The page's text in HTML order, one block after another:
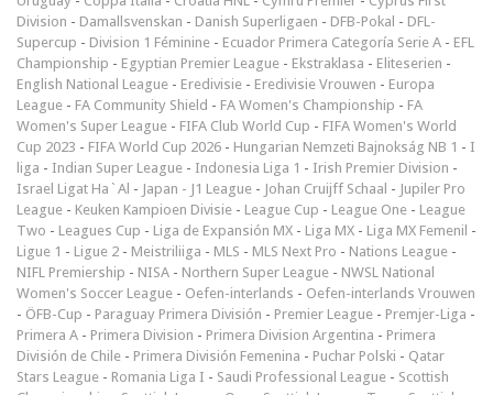
Division - Damallsvenskan - Danish Superligaen - DFB-Pokal - DFL-
Supercup - Division 1 Féminine - Ecuador Primera Categoría Serie A - EFL
Championship - Egyptian Premier League - Ekstraklasa - Eliteserien -
English National League - Eredivisie - Eredivisie Vrouwen - Europa
League - FA Community Shield - FA Women's Championship - FA
Women's Super League - FIFA Club World Cup - FIFA Women's World
Cup 2023 - FIFA World Cup 2026 - Hungarian Nemzeti Bajnokság NB 1 - I
liga - Indian Super League - Indonesia Liga 1 - Irish Premier Division -
Israel Ligat Ha`Al - Japan - J1 League - Johan Cruijff Schaal - Jupiler Pro
League - Keuken Kampioen Divisie - League Cup - League One - League
Two - Leagues Cup - Liga de Expansión MX - Liga MX - Liga MX Femenil -
Ligue 1 - Ligue 2 - Meistriliiga - MLS - MLS Next Pro - Nations League -
NIFL Premiership - NISA - Northern Super League - NWSL National
Women's Soccer League - Oefen-interlands - Oefen-interlands Vrouwen
- ÖFB-Cup - Paraguay Primera División - Premier League - Premjer-Liga -
Primera A - Primera Division - Primera Division Argentina - Primera
División de Chile - Primera División Femenina - Puchar Polski - Qatar
Stars League - Romania Liga I - Saudi Professional League - Scottish